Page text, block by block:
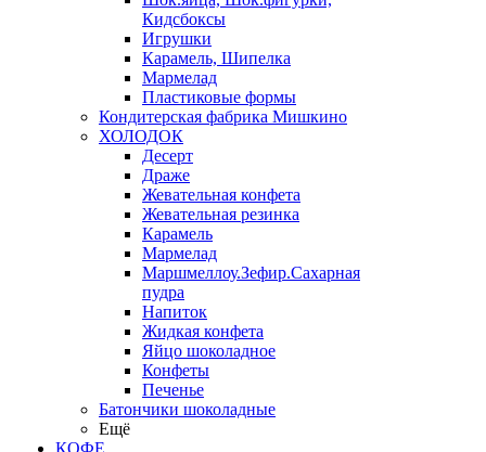
Кидсбоксы
Игрушки
Карамель, Шипелка
Мармелад
Пластиковые формы
Кондитерская фабрика Мишкино
ХОЛОДОК
Десерт
Драже
Жевательная конфета
Жевательная резинка
Карамель
Мармелад
Маршмеллоу.Зефир.Сахарная
пудра
Напиток
Жидкая конфета
Яйцо шоколадное
Конфеты
Печенье
Батончики шоколадные
Ещё
КОФЕ